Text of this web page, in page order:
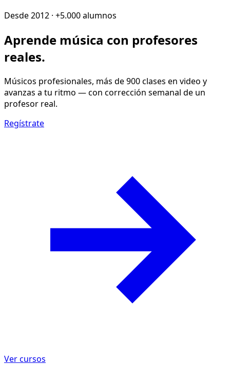
Desde 2012 · +5.000 alumnos
Aprende música con profesores
reales.
Músicos profesionales, más de 900 clases en video y
avanzas a tu ritmo — con corrección semanal de un
profesor real.
Regístrate
Ver cursos